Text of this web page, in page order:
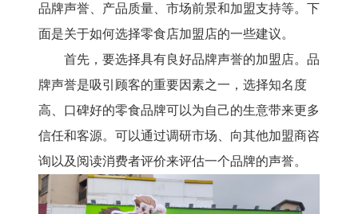
品牌声誉、产品质量、市场前景和加盟支持等。下
面是关于如何选择零食店加盟店的一些建议。
首先，要选择具有良好品牌声誉的加盟店。品
牌声誉是吸引顾客的重要因素之一，选择知名度
高、口碑好的零食品牌可以为自己的生意带来更多
信任和客源。可以通过调研市场、向其他加盟商咨
询以及阅读消费者评价来评估一个品牌的声誉。